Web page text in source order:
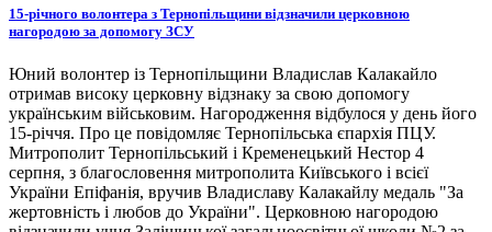
15-річного волонтера з Тернопільщини відзначили церковною
нагородою за допомогу ЗСУ
Юний волонтер із Тернопільщини Владислав Калакайло
отримав високу церковну відзнаку за свою допомогу
українським військовим. Нагородження відбулося у день його
15-річчя. Про це повідомляє Тернопільська єпархія ПЦУ.
Митрополит Тернопільський і Кременецький Нестор 4
серпня, з благословення митрополита Київського і всієї
України Епіфанія, вручив Владиславу Калакайлу медаль "За
жертовність і любов до України". Церковною нагородою